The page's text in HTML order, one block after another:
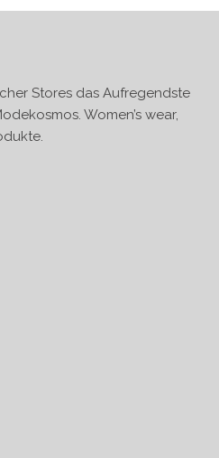
Stores das Aufregendste
Women’s wear,